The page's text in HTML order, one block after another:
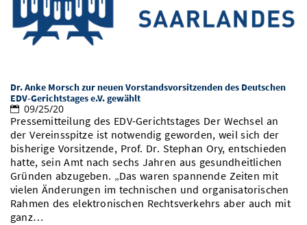
Vom Studium in den Beruf
Study Scheduler
Bibliothek
Open Science/Open Access
Start-ups
IT-Themenabend
Ranking
Zahlen & Fakten
Preise, Auszeichnungen und Förderungen
SIC Merchandise
SIC Podcast
Anfahrt
Termine, Vorträge und Veranstaltungen
Alumni
Dr. Anke Morsch zur neuen Vorstandsvorsitzenden des Deutschen
EDV-Gerichtstages e.V. gewählt
09/25/20
Pressemitteilung des EDV-Gerichtstages Der Wechsel an
der Vereinsspitze ist notwendig geworden, weil sich der
bisherige Vorsitzende, Prof. Dr. Stephan Ory, entschieden
hatte, sein Amt nach sechs Jahren aus gesundheitlichen
Gründen abzugeben. „Das waren spannende Zeiten mit
vielen Änderungen im technischen und organisatorischen
Rahmen des elektronischen Rechtsverkehrs aber auch mit
ganz…